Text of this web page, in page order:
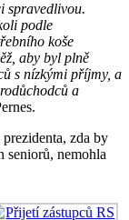
spravedlivou.
podle
koše
aby byl plně
s nízkými příjmy, a
a
prezidenta, zda by
seniorů, nemohla